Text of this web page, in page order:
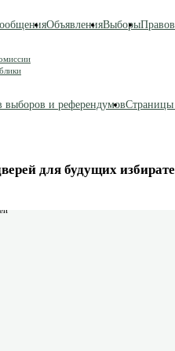
ОбъявленияВыборы
выборов и референдумов
для будущих